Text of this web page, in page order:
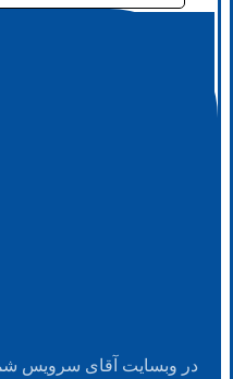
در وبسایت آقای سرویس شما